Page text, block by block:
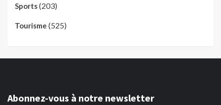
Sports(203)
Tourisme (525)
Abonnez-vous à notre newsletter